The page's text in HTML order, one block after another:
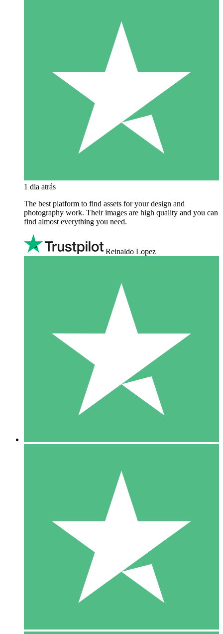
1 dia atrás
The best platform to find assets for your design and
photography work. Their images are high quality and you can
find almost everything you need.
Reinaldo Lopez